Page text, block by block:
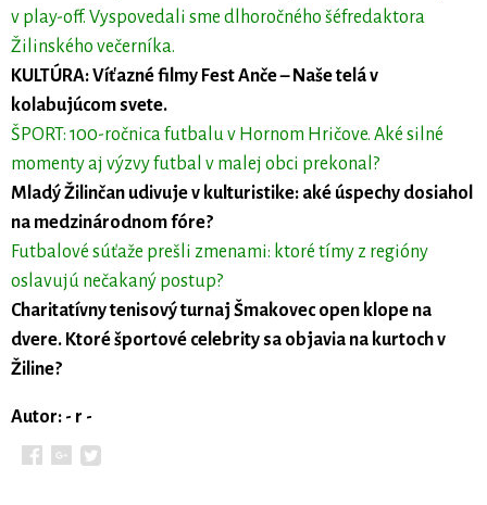
v play-off. Vyspovedali sme dlhoročného šéfredaktora
Žilinského večerníka.
KULTÚRA: Víťazné filmy Fest Anče – Naše telá v
kolabujúcom svete.
ŠPORT: 100-ročnica futbalu v Hornom Hričove. Aké silné
momenty aj výzvy futbal v malej obci prekonal?
Mladý Žilinčan udivuje v kulturistike: aké úspechy dosiahol
na medzinárodnom fóre?
Futbalové súťaže prešli zmenami: ktoré tímy z regióny
oslavujú nečakaný postup?
Charitatívny tenisový turnaj Šmakovec open klope na
dvere. Ktoré športové celebrity sa objavia na kurtoch v
Žiline?
Autor: - r -